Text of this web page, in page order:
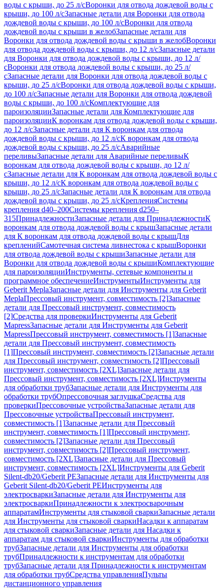
воды с крыши, до 25 л/сВоронки для отвода дождевой воды с
крыши, до 100 л/сЗапасные детали для Воронки для отвода
дождевой воды с крыши, до 100 л/сВоронки для отвода
дождевой воды с крыши в желобЗапасные детали для
Воронки для отвода дождевой воды с крыши в желобВоронки
для отвода дождевой воды с крыши, до 12 л/сЗапасные детали
для Воронки для отвода дождевой воды с крыши, до 12 л/
сВоронки для отвода дождевой воды с крыши, до 25 л/
сЗапасные детали для Воронки для отвода дождевой воды с
крыши, до 25 л/сВоронки для отвода дождевой воды с крыши,
до 100 л/сЗапасные детали для Воронки для отвода дождевой
воды с крыши, до 100 л/сКомплектующие для
пароизоляцииЗапасные детали для Комплектующие для
пароизоляцииК воронкам для отвода дождевой воды с крыши,
до 12 л/сЗапасные детали для К воронкам для отвода
дождевой воды с крыши, до 12 л/сК воронкам для отвода
дождевой воды с крыши, до 25 л/сАварийные
переливыЗапасные детали для Аварийные переливыК
воронкам для отвода дождевой воды с крыши, до 12 л/
сЗапасные детали для К воронкам для отвода дождевой воды с
крыши, до 12 л/сК воронкам для отвода дождевой воды с
крыши, до 25 л/сЗапасные детали для К воронкам для отвода
дождевой воды с крыши, до 25 л/сКрепленияСистемы
крепления d40–200Системы крепления d250–
315ПринадлежностиЗапасные детали для ПринадлежностиК
воронкам для отвода дождевой воды с крышЗапасные детали
для К воронкам для отвода дождевой воды с крышДля
крепленийСамотечная система ливнестока с крышВоронки
для отвода дождевой воды с крышиЗапасные детали для
Воронки для отвода дождевой воды с крышиКомплектующие
для пароизоляцииИнструменты, сетевые компоненты и
программное обеспечениеИнструментыИнструменты для
Geberit MeplaЗапасные детали для Инструменты для Geberit
MeplaПрессовый инструмент, совместимость [2]Запасные
детали для Прессовый инструмент, совместимость
[2]Средства для проверкиИнструменты для Geberit
MapressЗапасные детали для Инструменты для Geberit
MapressПрессовый инструмент, совместимость [1]Запасные
детали для Прессовый инструмент, совместимость
[1]Прессовый инструмент, совместимость [2]Запасные детали
для Прессовый инструмент, совместимость [2]Прессовый
инструмент, совместимость [2XL]Запасные детали для
Прессовый инструмент, совместимость [2XL]Инструменты
для обработки трубЗапасные детали для Инструменты для
обработки трубОпрессовочная заглушкаСредства для
проверкиПрессовочные устройстваЗапасные детали для
Прессовочные устройстваПрессовый инструмент,
совместимость [1]Запасные детали для Прессовый
инструмент, совместимость [1]Прессовый инструмент,
совместимость [2]Запасные детали для Прессовый
инструмент, совместимость [2]Прессовый инструмент,
совместимость [2XL]Запасные детали для Прессовый
инструмент, совместимость [2XL]Инструменты для Geberit
Silent-db20/Geberit PEЗапасные детали для Инструменты для
Geberit Silent-db20/Geberit PEИнструменты для
электросваркиЗапасные детали для Инструменты для
электросваркиПринадлежности к электросварочным
аппаратамИнструменты для стыковой сваркиЗапасные детали
для Инструменты для стыковой сваркиНасадки к аппаратам
для стыковой сваркиЗапасные детали для Насадки к
аппаратам для стыковой сваркиИнструменты для обработки
трубЗапасные детали для Инструменты для обработки
трубПринадлежности к инструментам для обработки
трубЗапасные детали для Принадлежности к инструментам
для обработки трубСредства управленияПульты
дистанционного управления